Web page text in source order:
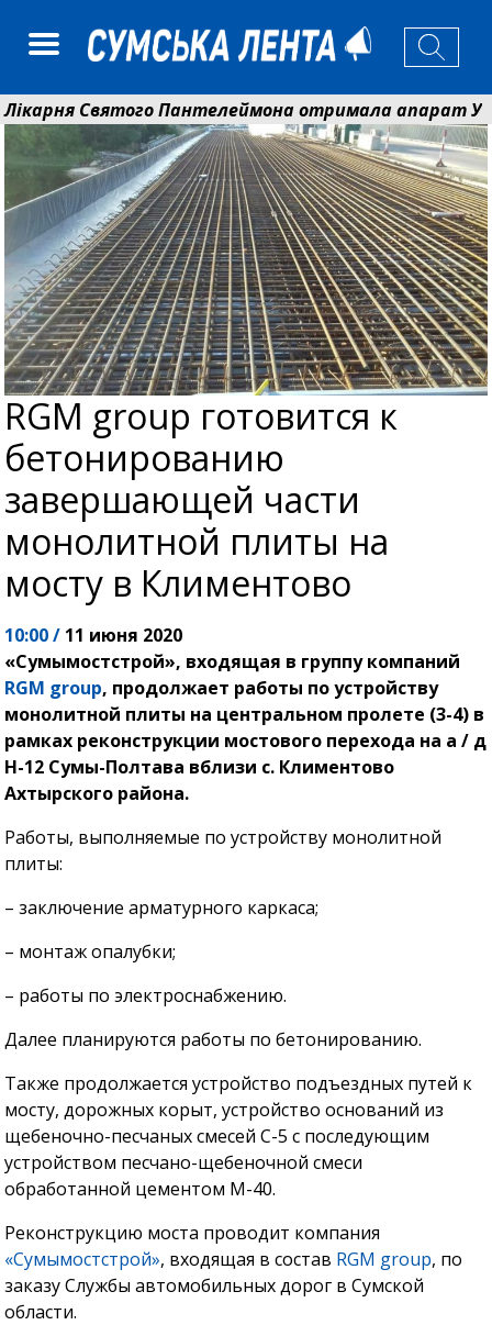
Святого Пантелеймона отримала апарат УЗД та
Кобзар вручив родинам 20 полеглих Героїв
RGM group готовится к
бетонированию
завершающей части
монолитной плиты на
мосту в Климентово
10:00 / 11 июня 2020
«Сумымостстрой», входящая в группу компаний
RGM group, продолжает работы по устройству
монолитной плиты на центральном пролете (3-4) в
рамках реконструкции мостового перехода на а / д
Н-12 Сумы-Полтава вблизи с. Климентово
Ахтырского района.
Работы, выполняемые по устройству монолитной
плиты:
– заключение арматурного каркаса;
– монтаж опалубки;
– работы по электроснабжению.
Далее планируются работы по бетонированию.
Также продолжается устройство подъездных путей к
мосту, дорожных корыт, устройство оснований из
щебеночно-песчаных смесей С-5 с последующим
устройством песчано-щебеночной смеси
обработанной цементом М-40.
Реконструкцию моста проводит компания
«Сумымостстрой», входящая в состав RGM group, по
заказу Службы автомобильных дорог в Сумской
области.